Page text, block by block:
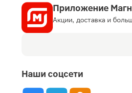
Приложение
Акции, доставка и
Наши соцсети